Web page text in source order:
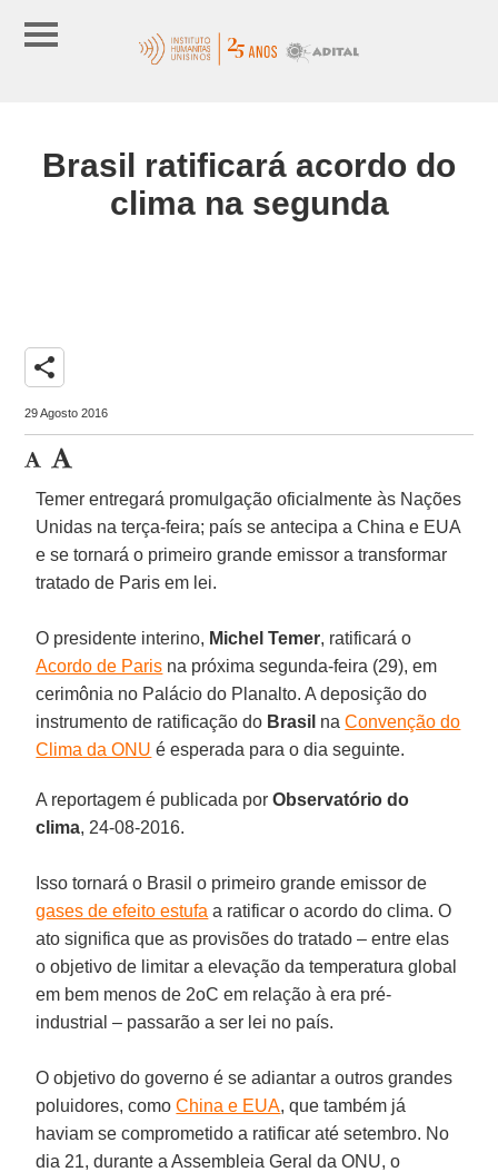
Brasil ratificará acordo do
clima na segunda
share
29 Agosto 2016
Temer entregará promulgação oficialmente às Nações
Unidas na terça-feira; país se antecipa a China e EUA
e se tornará o primeiro grande emissor a transformar
tratado de Paris em lei.
O presidente interino, Michel Temer, ratificará o
Acordo de Paris na próxima segunda-feira (29), em
cerimônia no Palácio do Planalto. A deposição do
instrumento de ratificação do Brasil naConvenção do
Clima da ONU é esperada para o dia seguinte.
A reportagem é publicada porObservatório do
clima, 24-08-2016.
Isso tornará o Brasil o primeiro grande emissor de
gases de efeito estufa a ratificar o acordo do clima. O
ato significa que as provisões do tratado – entre elas
o objetivo de limitar a elevação da temperatura global
em bem menos de 2oC em relação à era pré-
industrial – passarão a ser lei no país.
O objetivo do governo é se adiantar a outros grandes
poluidores, comoChina e EUA, que também já
haviam se comprometido a ratificar até setembro. No
dia 21, durante a Assembleia Geral da ONU, o